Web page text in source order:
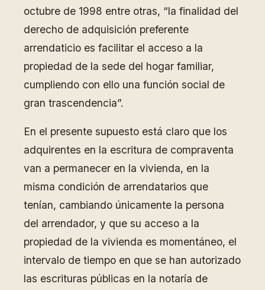
octubre de 1998 entre otras, “la finalidad del
derecho de adquisición preferente
arrendaticio es facilitar el acceso a la
propiedad de la sede del hogar familiar,
cumpliendo con ello una función social de
gran trascendencia”.
En el presente supuesto está claro que los
adquirentes en la escritura de compraventa
van a permanecer en la vivienda, en la
misma condición de arrendatarios que
tenían, cambiando únicamente la persona
del arrendador, y que su acceso a la
propiedad de la vivienda es momentáneo, el
intervalo de tiempo en que se han autorizado
las escrituras públicas en la notaría de